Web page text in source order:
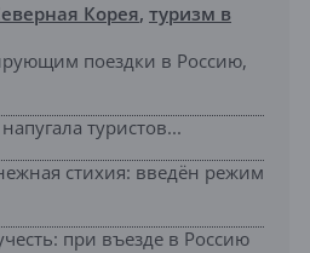
Корея, туризм в
поездки в Россию,
туристов...
стихия: введён режим
при въезде в Россию